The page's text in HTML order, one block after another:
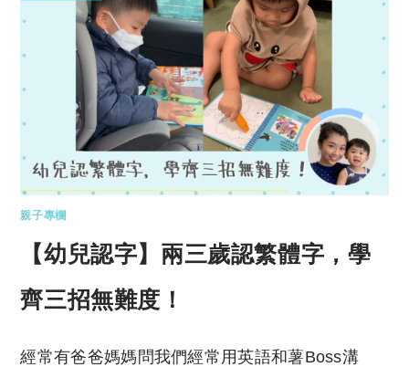
親子專欄
【幼兒認字】兩三歲認繁體字，學
齊三招無難度！
經常有爸爸媽媽問我們經常用英語和薯Boss溝